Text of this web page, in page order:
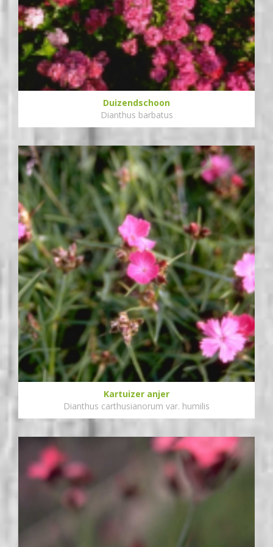
Duizendschoon
Dianthus barbatus
Kartuizer anjer
Dianthus carthusianorum var. humilis